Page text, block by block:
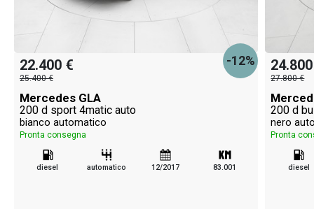
-12%
22.400 €
25.400 €
Mercedes GLA
200 d sport 4matic auto
bianco automatico
Pronta consegna
diesel automatico 12/2017 83.001
27.800 €
200 d
nero
Pronta
diesel